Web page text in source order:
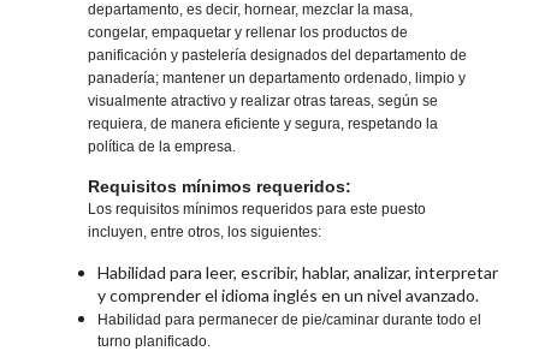
departamento, es decir, hornear, mezclar la masa,
congelar, empaquetar y rellenar los productos de
panificación y pastelería designados del departamento de
panadería; mantener un departamento ordenado, limpio y
visualmente atractivo y realizar otras tareas, según se
requiera, de manera eficiente y segura, respetando la
política de la empresa.
Requisitos mínimos requeridos:
Los requisitos mínimos requeridos para este puesto
incluyen, entre otros, los siguientes:
Habilidad para leer, escribir, hablar, analizar, interpretar
y comprender el idioma inglés en un nivel avanzado.
Habilidad para permanecer de pie/caminar durante todo el
turno planificado.